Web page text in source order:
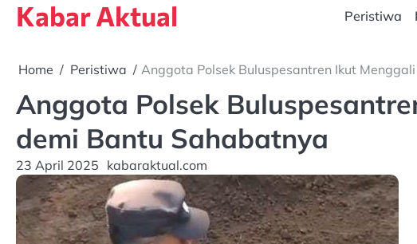
SkipKabar Aktual Peristiwa
Home Peristiwa Anggota Polsek Buluspesantren Ikut
Anggota Polsek
demi Bantu Sahabatnya
23 April 2025 kabaraktual.com